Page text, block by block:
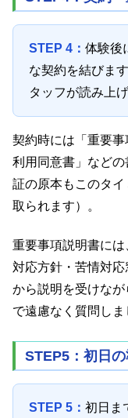
STEP 4： 体験後
な契約を結びま
タッフが読み上
契約時には「重要
利用同意書」など
証の原本もこのタ
取られます）。
重要事項説明書に
対応方針・苦情対
から説明を受けな
で遠慮なく質問しま
STEP5：初日
STEP 5： 初日ま